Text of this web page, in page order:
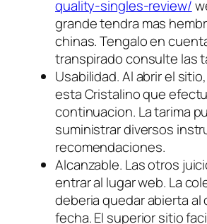
quality-singles-review/
grande tendra mas
chinas. Tengalo en
transpirado consulte las
Usabilidad. Al abrir el
esta Cristalino que
continuacion. La tarima
suministrar diversos
recomendaciones.
Alcanzable. Las otros
entrar al lugar web. La
deberia quedar abierta al
fecha. El superior sitio